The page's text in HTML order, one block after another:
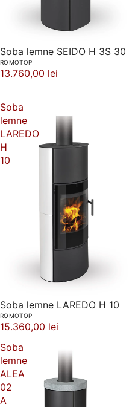
Soba lemne SEIDO H 3S 30
ROMOTOP
13.760,00 lei
Soba
lemne
LAREDO
H
10
Soba lemne LAREDO H 10
ROMOTOP
15.360,00 lei
Soba
lemne
ALEA
02
A